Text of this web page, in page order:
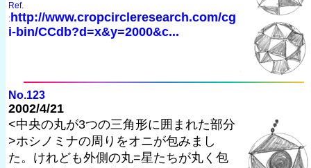
Ref.
: http://www.cropcircleresearch.com/cg
i-bin/CCdb?d=x&y=2000&c...
No.123
2002/4/21
<中央の丸が3つの三角形に囲まれた部分
>ホシノミナの周りをオニが包みまし
た。けれども外側の丸=星たちが丸く包